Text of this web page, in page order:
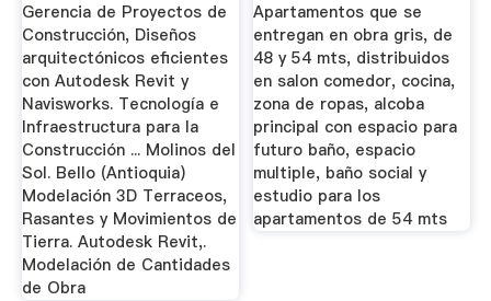
Gerencia de Proyectos de
Construcción, Diseños
arquitectónicos eficientes
con Autodesk Revit y
Navisworks. Tecnología e
Infraestructura para la
Construcción ... Molinos del
Sol. Bello (Antioquia)
Modelación 3D Terraceos,
Rasantes y Movimientos de
Tierra. Autodesk Revit,.
Modelación de Cantidades
de Obra
Apartamentos que se
entregan en obra gris, de
48 y 54 mts, distribuidos
en salon comedor, cocina,
zona de ropas, alcoba
principal con espacio para
futuro baño, espacio
multiple, baño social y
estudio para los
apartamentos de 54 mts